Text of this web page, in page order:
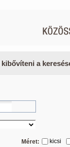
kibővíteni a
Méret: kicsi